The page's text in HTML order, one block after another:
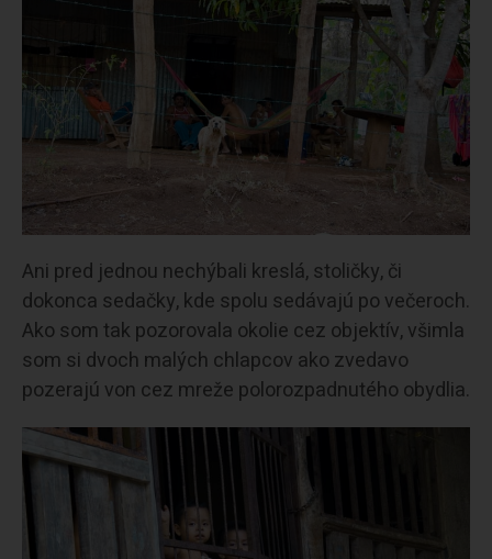
Ani pred jednou nechýbali kreslá, stoličky, či
dokonca sedačky, kde spolu sedávajú po večeroch.
Ako som tak pozorovala okolie cez objektív, všimla
som si dvoch malých chlapcov ako zvedavo
pozerajú von cez mreže polorozpadnutého obydlia.